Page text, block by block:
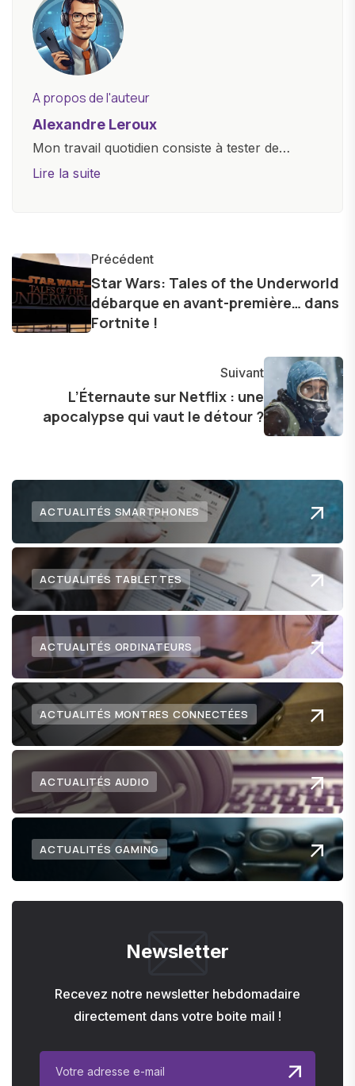
A propos de l'auteur
Alexandre Leroux
Mon travail quotidien consiste à tester de
nouveaux appareils, à rédiger des critiques
informations précises et pertinentes pour aider
les consommateurs à comprendre et à naviguer
dans le paysage technologique en constante
évolution.
Lire la suite
Précédent
Star Wars: Tales of the Underworld
débarque en avant-première… dans
Fortnite !
Suivant
L’Éternaute sur Netflix : une
apocalypse qui vaut le détour ?
ACTUALITÉS SMARTPHONES
ACTUALITÉS TABLETTES
ACTUALITÉS ORDINATEURS
ACTUALITÉS MONTRES CONNECTÉES
ACTUALITÉS AUDIO
ACTUALITÉS GAMING
Newsletter
Recevez notre newsletter hebdomadaire
directement dans votre boite mail !